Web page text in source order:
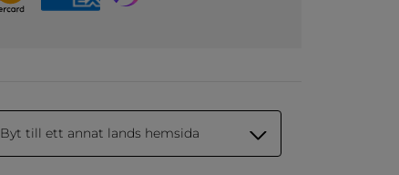
Byt till ett annat lands hemsida